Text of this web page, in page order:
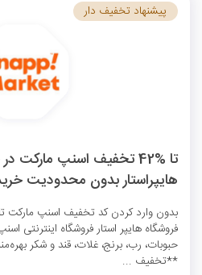
تا %42 تخفیف اسنپ مارکت
هایپراستار بدون محدودیت
بدون وارد کردنکد تخفیف اسنپ مارکت
فروشگاه هایپر استار فروشگاه اینترنتی
حبوبات، رب، برنج، غلات، قند و شکر
**تخفیف‌ ...
پیشنهاد تخفیف دار